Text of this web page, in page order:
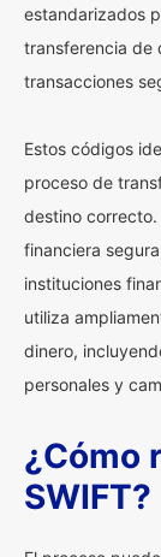
estandarizados
transferencia de
transacciones
Estos códigos
proceso de
destino correcto.
financiera
instituciones
utiliza
dinero,
personales y
¿Cómo
SWIFT?